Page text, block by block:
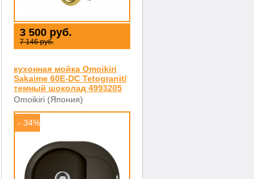
3 500 руб.
7 146 руб.
кухонная мойка Omoikiri
Sakaime 60E-DC Tetogranit/
темный шоколад 4993205
Omoikiri (Япония)
- 34%